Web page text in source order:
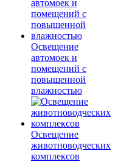
Освещение
автомоек и
помещений с
повышенной
влажностью
Освещение
животноводческих
комплексов